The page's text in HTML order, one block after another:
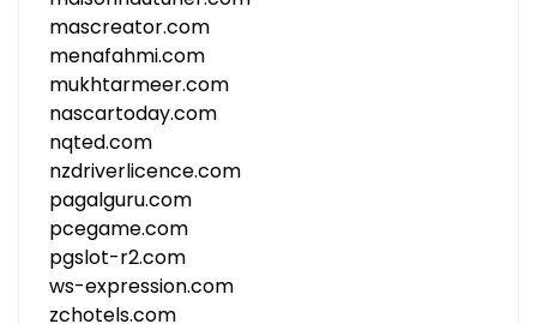
mascreator.com
menafahmi.com
mukhtarmeer.com
nascartoday.com
nqted.com
nzdriverlicence.com
pagalguru.com
pcegame.com
pgslot-r2.com
ws-expression.com
zchotels.com